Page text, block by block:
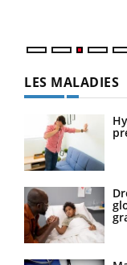
LES MALADIES